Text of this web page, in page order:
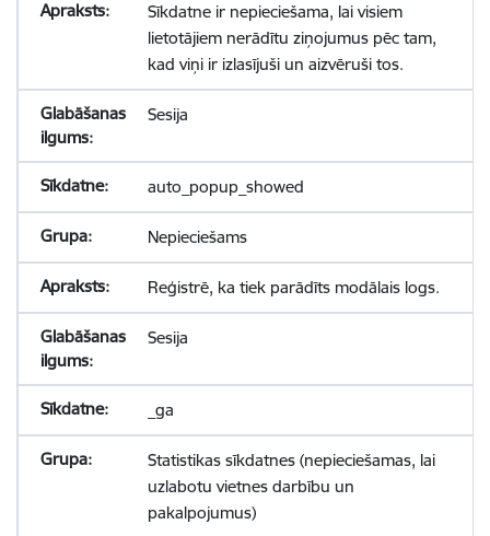
Sīkdatne ir nepieciešama, lai visiem
lietotājiem nerādītu ziņojumus pēc tam,
kad viņi ir izlasījuši un aizvēruši tos.
Sesija
auto_popup_showed
Nepieciešams
Reģistrē, ka tiek parādīts modālais logs.
Sesija
_ga
Statistikas sīkdatnes (nepieciešamas, lai
uzlabotu vietnes darbību un
pakalpojumus)